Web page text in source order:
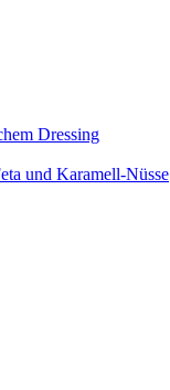
Dressing
und Karamell-Nüsse